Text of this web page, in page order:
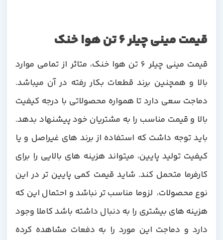
قیمت مینی چیلر 6 تن هوا خنک
قیمت مینی چیلر 6 تن هوا خنک، متاثر از تمامی موارد
بالا و همچنین برند قطعات بکار رفته در آن میباشد.
دماجت سعی دارد تا همواره محصولاتی با درجه کیفیت
بالا و قیمت مناسب را به مشتریان خود پیشنهاد بدهد.
باید توجه داشت که استفاده از برند های غیراصل و یا
کیفیت تولید پایین، میتواند هزینه های بالایی را برای
کارفرما متحمل کند. شاید قیمت کمی پایین تر در این
نوع محصولات، لزوما مناسب تر نباشد و احتمال این که
هزینه های بیشتری را به دنبال داشته باشد کاملا وجود
دارد و دماجت این مورد را به دفعات مشاهده کرده